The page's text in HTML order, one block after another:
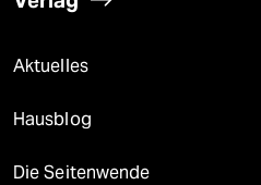
Aktuelles
Hausblog
Die Seitenwende